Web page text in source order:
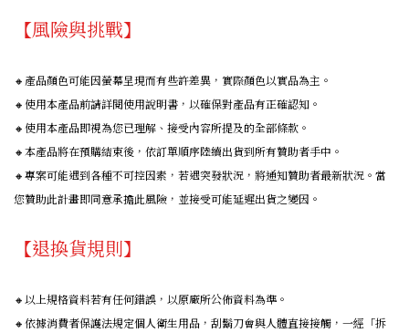
【風險與挑戰】
🔸產品顏色可能因螢幕呈現而有些許差異，實際顏色以實品為主。
🔸使用本產品前請詳閱使用說明書，以確保對產品有正確認知。
🔸使用本產品即視為您已理解、接受內容所提及的全部條款。
🔸本產品將在預購結束後，依訂單順序陸續出貨到所有贊助者手中。
🔸專案可能遇到各種不可控因素，若遇突發狀況，將通知贊助者最新狀況。當
您贊助此計畫即同意承擔此風險，並接受可能延遲出貨之變因。
【退換貨規則】
🔸以上規格資料若有任何錯誤，以原廠所公佈資料為準。
🔸依據消費者保護法規定個人衛生用品，刮鬍刀會與人體直接接觸，一經「拆